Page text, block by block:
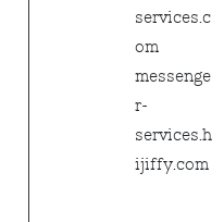
services.c
om
messenge
r-
services.h
ijiffy.com